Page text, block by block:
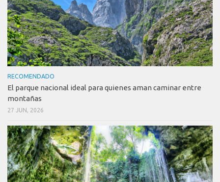
RECOMENDADO
El parque nacional ideal para quienes aman caminar entre
montañas
27 JUN, 2026